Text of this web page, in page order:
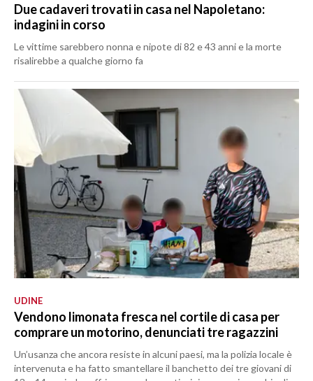
Due cadaveri trovati in casa nel Napoletano:
indagini in corso
Le vittime sarebbero nonna e nipote di 82 e 43 anni e la morte
risalirebbe a qualche giorno fa
UDINE
Vendono limonata fresca nel cortile di casa per
comprare un motorino, denunciati tre ragazzini
Un’usanza che ancora resiste in alcuni paesi, ma la polizia locale è
intervenuta e ha fatto smantellare il banchetto dei tre giovani di